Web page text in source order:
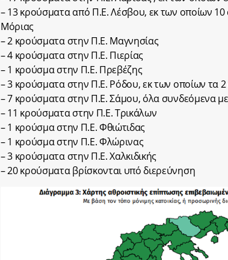
– 13 κρούσματα από Π.Ε. Λέσβου, εκ των οποίων
Μόριας
– 2 κρούσματα στην Π.Ε. Μαγνησίας
– 4 κρούσματα στην Π.Ε. Πιερίας
– 1 κρούσμα στην Π.Ε. Πρεβέζης
– 3 κρούσματα στην Π.Ε. Ρόδου, εκ των οποίων τα
– 7 κρούσματα στην Π.Ε. Σάμου, όλα συνδεόμενα
– 11 κρούσματα στην Π.Ε. Τρικάλων
– 1 κρούσμα στην Π.Ε. Φθιώτιδας
– 1 κρούσμα στην Π.Ε. Φλώρινας
– 3 κρούσματα στην Π.Ε. Χαλκιδικής
– 20 κρούσματα βρίσκονται υπό διερεύνηση